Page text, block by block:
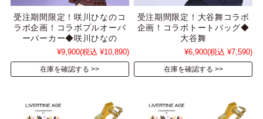
受注期間限定！咲川ひなのコ
ラボ企画！コラボプルオーバ
ーパーカー◆咲川ひなの
¥9,900(税込 ¥10,890)
在庫を確認する
受注期間限定！大谷舞コラボ
企画！コラボトートバッグ◆
大谷舞
¥6,900(税込 ¥7,590)
在庫を確認する